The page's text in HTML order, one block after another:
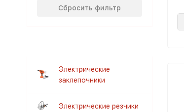
Сбросить фильтр
Электрические
заклепочники
Электрические резчики